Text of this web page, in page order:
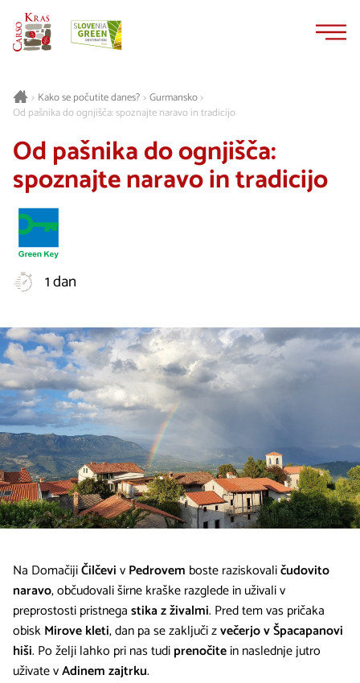
> Kako se počutite danes?> Gurmansko>
Od pašnika do ognjišča: spoznajte naravo in tradicijo
Od pašnika do ognjišča:
spoznajte naravo in tradicijo
1 dan
Na DomačijiČilčevivPedrovem boste raziskovaličudovito
naravo, občudovali širne kraške razglede in uživali v
preprostosti pristnegastika z živalmi. Pred tem vas pričaka
obiskMirove kleti, dan pa se zaključi zvečerjo v Špacapanovi
hiši. Po želji lahko pri nas tudiprenočitein naslednje jutro
uživate vAdinem zajtrku.